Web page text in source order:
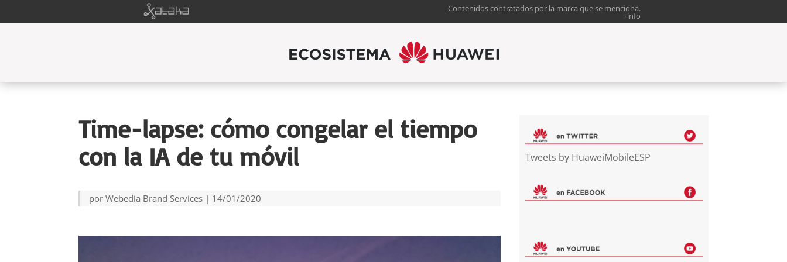
Contenidos contratados por la marca que se menciona.
+info
Time-lapse: cómo congelar el tiempo
con la IA de tu móvil
porWebedia Brand Services | 14/01/2020
Tweets by HuaweiMobileESP